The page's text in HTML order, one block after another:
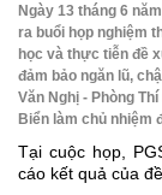
Ngày 13 tháng 6
ra buổi họp nghiệm
học và thực tiễn đề
đảm bảo ngăn lũ,
Văn Nghị - Phòng
Biển làm chủ nhiệm
Tại cuộc họp,
cáo kết quả của